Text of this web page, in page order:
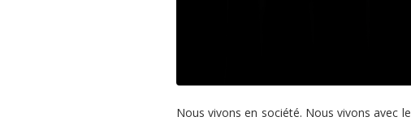
Nous vivons en société. Nous vivons avec